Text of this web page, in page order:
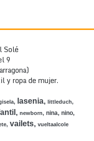
Solé
9
y ropa de mujer.
lasenia littleduch
newborn nina nino
vailets vueltaalcole